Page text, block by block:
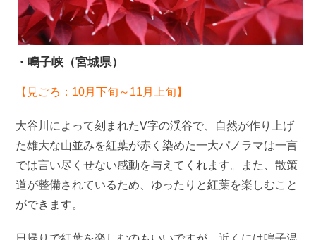
・鳴子峡（宮城県）
【見ごろ：10月下旬～11月上旬】
大谷川によって刻まれたV字の渓谷で、自然が作り上げ
た雄大な山並みを紅葉が赤く染めた一大パノラマは一言
では言い尽くせない感動を与えてくれます。また、散策
道が整備されているため、ゆったりと紅葉を楽しむこと
ができます。